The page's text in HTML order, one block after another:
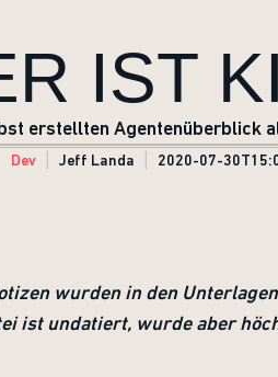
IST
erstellten Agentenüberblick
Dev Jeff Landa 2020-07-
wurden in den
ist undatiert, wurde aber